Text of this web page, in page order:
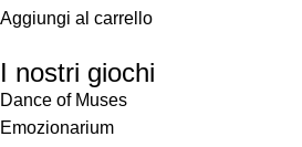
Aggiungi al carrello
I nostri giochi
Dance of Muses
Emozionarium